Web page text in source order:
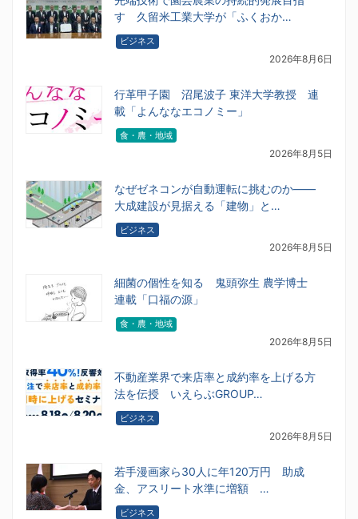
す 久留米工業大学が「ふくおか…
ビジネス
2026年8月6日
行革甲子園 沼尾波子 東洋大学教授 連
載「よんななエコノミー」
食・農・地域
2026年8月5日
なぜゼネコンが自動運転に挑むのか――
大成建設が見据える「建物」と…
ビジネス
2026年8月5日
細菌の個性を知る 鬼頭弥生 農学博士
連載「口福の源」
食・農・地域
2026年8月5日
不動産業界で来店率と成約率を上げる方
法を伝授 いえらぶGROUP…
ビジネス
2026年8月5日
若手漫画家ら30人に年120万円 助成
金、アスリート水準に増額 …
ビジネス